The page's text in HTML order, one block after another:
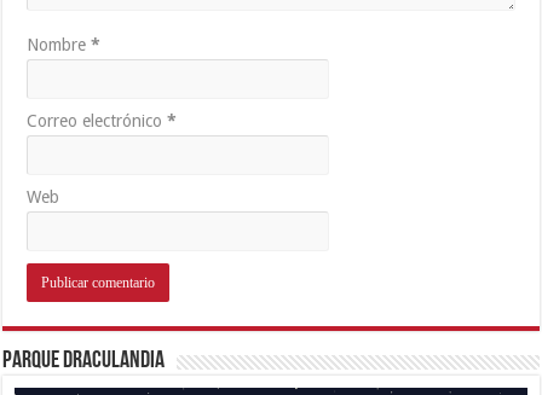
Nombre*
Correo electrónico*
Web
Parque Draculandia